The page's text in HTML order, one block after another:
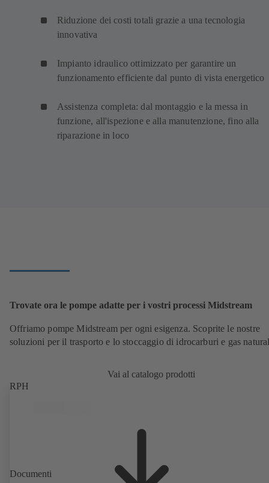
Riduzione dei costi totali grazie a una tecnologia
innovativa
Impianto idraulico ottimizzato per garantire un
funzionamento efficiente dal punto di vista energetico
Assistenza completa: dal montaggio e la messa in
funzione, all'ispezione e alla manutenzione, fino alla
riparazione in loco
Trovate ora le pompe adatte per i vostri processi Midstream
Offriamo pompe Midstream per ogni esigenza. Scoprite le nostre
soluzioni per il trasporto e lo stoccaggio di idrocarburi e gas
Vai al catalogo prodotti
RPH
Documenti